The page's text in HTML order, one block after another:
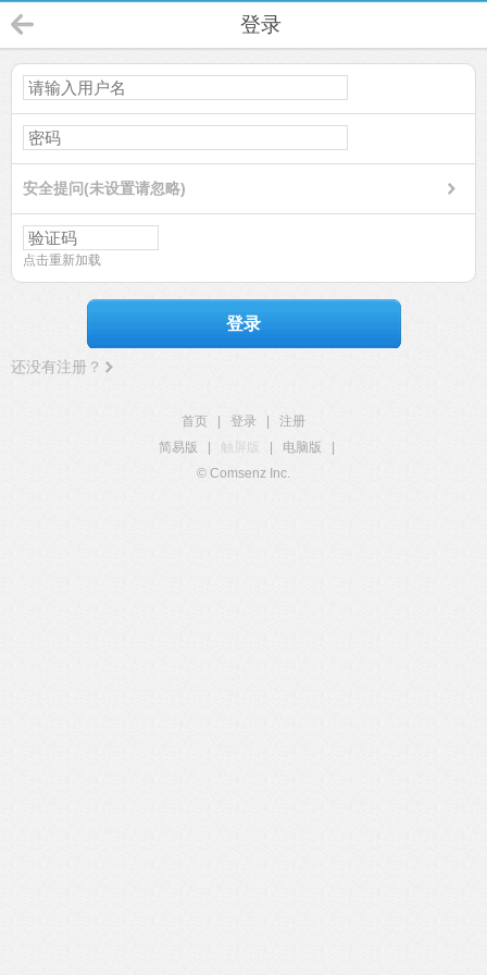
登录
安全提问(未设置请忽略)
点击重新加载
登录
还没有注册？
首页 登录
注册
简易版
触屏版 电脑版
© Comsenz Inc.